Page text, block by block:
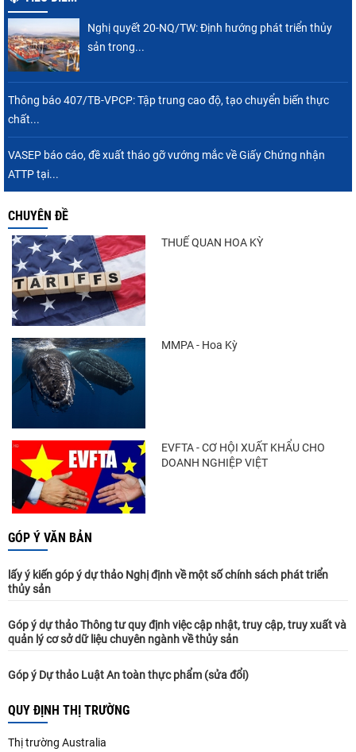
Nghị quyết 20-NQ/TW: Định hướng phát triển thủy
sản trong...
Thông báo 407/TB-VPCP: Tập trung cao độ, tạo chuyển biến thực
chất...
VASEP báo cáo, đề xuất tháo gỡ vướng mắc về Giấy Chứng nhận
ATTP tại...
CHUYÊN ĐỀ
THUẾ QUAN HOA KỲ
MMPA - Hoa Kỳ
EVFTA - CƠ HỘI XUẤT KHẨU CHO
DOANH NGHIỆP VIỆT
GÓP Ý VĂN BẢN
lấy ý kiến góp ý dự thảo Nghị định về một số chính sách phát triển
thủy sản
Góp ý dự thảo Thông tư quy định việc cập nhật, truy cập, truy xuất và
quản lý cơ sở dữ liệu chuyên ngành về thủy sản
Góp ý Dự thảo Luật An toàn thực phẩm (sửa đổi)
QUY ĐỊNH THỊ TRƯỜNG
Thị trường Australia